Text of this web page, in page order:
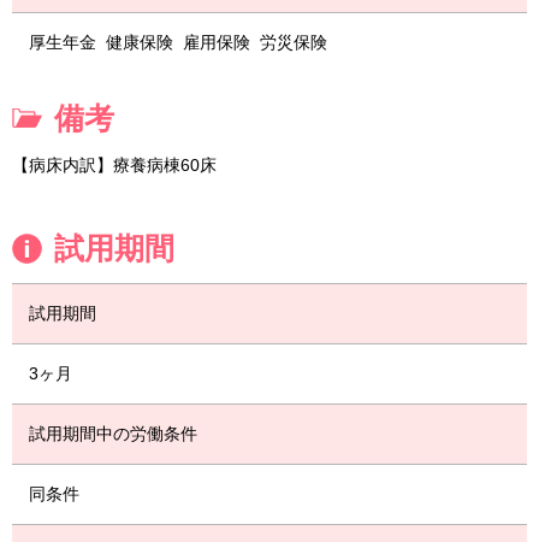
厚生年金 健康保険 雇用保険 労災保険
備考
【病床内訳】療養病棟60床
試用期間
試用期間
3ヶ月
試用期間中の労働条件
同条件